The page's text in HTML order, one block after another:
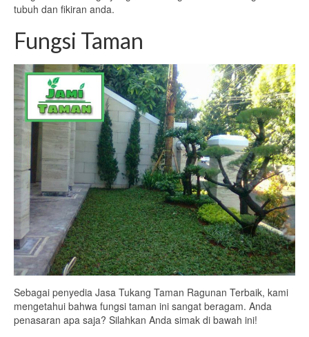
tubuh dan fikiran anda.
Fungsi Taman
Sebagai penyedia Jasa Tukang Taman Ragunan Terbaik, kami
mengetahui bahwa fungsi taman ini sangat beragam. Anda
penasaran apa saja? Silahkan Anda simak di bawah ini!